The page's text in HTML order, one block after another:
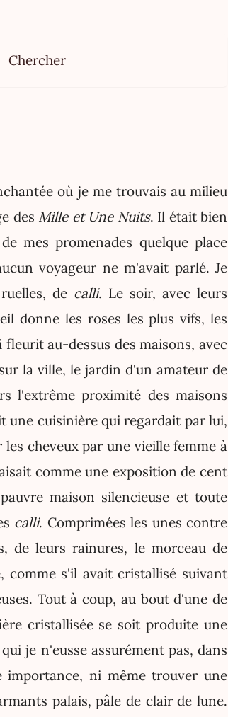
Chercher
où je me trouvais au milieu
des Mille et Une Nuits. Il était bien
mes promenades quelque place
voyageur ne m'avait parlé. Je
de calli. Le soir, avec leurs
donne les roses les plus vifs, les
au-dessus des maisons, avec
la ville, le jardin d'un amateur de
l'extrême proximité des maisons
une cuisinière qui regardait par lui,
cheveux par une vieille femme à
comme une exposition de cent
maison silencieuse et toute
calli. Comprimées les unes contre
de leurs rainures, le morceau de
comme s'il avait cristallisé suivant
Tout à coup, au bout d'une de
cristallisée se soit produite une
je n'eusse assurément pas, dans
importance, ni même trouver une
palais, pâle de clair de lune.